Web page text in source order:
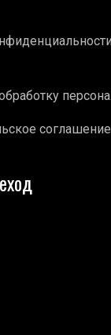
соглашение